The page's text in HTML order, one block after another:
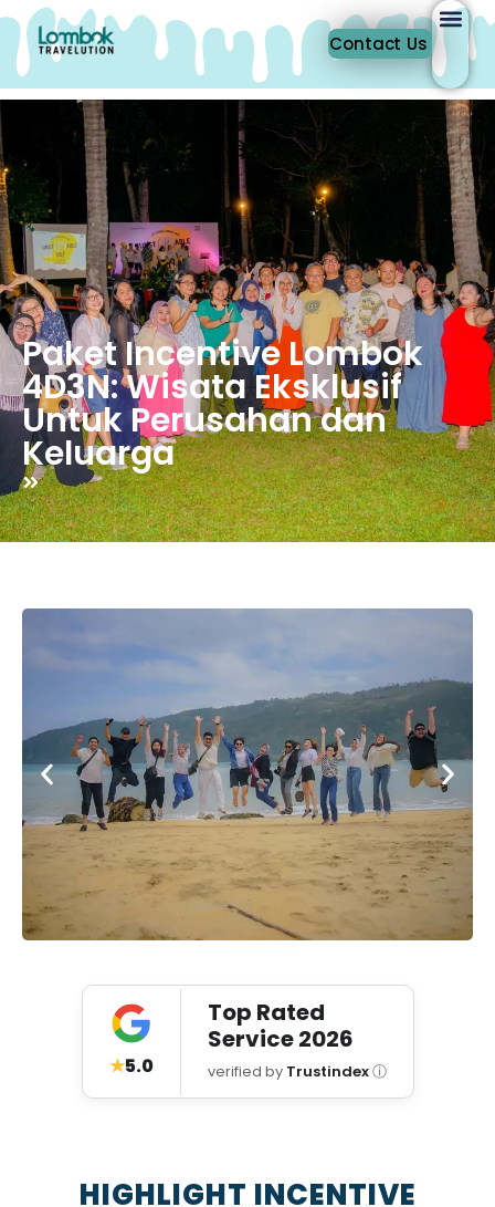
Contact Us
Paket Incentive Lombok
4D3N: Wisata Eksklusif
Untuk Perusahan dan
Keluarga
★5.0
Top Rated
Service2026
verified by Trustindexⓘ
HIGHLIGHT INCENTIVE